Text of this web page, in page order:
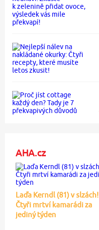
AHA.cz
Laďa Kerndl (81) v slzách!
Čtyři mrtví kamarádi za
jediný týden